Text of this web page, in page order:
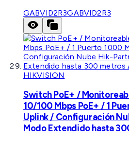
GABVID2R3GABVID2R3
HIKVISION
Switch PoE+ /
10/100 Mbps PoE+ / 1
Uplink / Configuración
Modo Extendido hasta